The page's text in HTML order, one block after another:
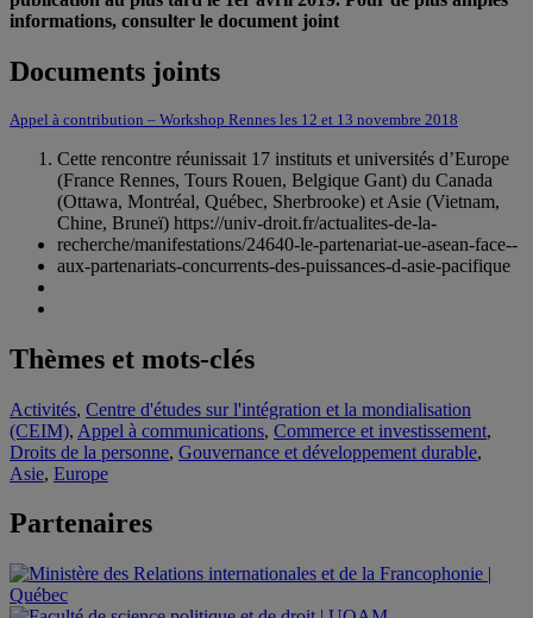
informations, consulter le document joint
Documents joints
Appel à contribution – Workshop Rennes les 12 et 13 novembre 2018
Cette rencontre réunissait 17 instituts et universités d’Europe
(France Rennes, Tours Rouen, Belgique Gant) du Canada
(Ottawa, Montréal, Québec, Sherbrooke) et Asie (Vietnam,
Chine, Bruneï) https://univ-­droit.fr/actualites-­de-­la-
recherche/manifestations/24640-­le-­partenariat-­ue-­asean-­face-­
aux-­partenariats-concurrents-­des-­puissances-­d-­asie-­pacifique
Thèmes et mots-clés
Activités, Centre d'études sur l'intégration et la mondialisation
(CEIM), Appel à communications, Commerce et investissement,
Droits de la personne, Gouvernance et développement durable,
Asie, Europe
Partenaires